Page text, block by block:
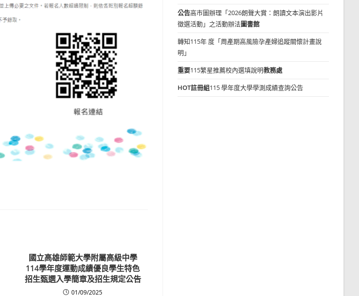
國立高雄師範大學附屬高級中學
114學年度運動成績優良學生特色
招生甄選入學簡章及招生規定公告
01/09/2025
公告高市圖辦理「2026朗聲大賞：朗讀文本演出影片
徵選活動」之活動辦法圖書館
轉知115年 度「周產期高風險孕產婦追蹤關懷計畫說
明」
重要115繁星推薦校內選填說明教務處
HOT註冊組115 學年度大學學測成績查詢公告